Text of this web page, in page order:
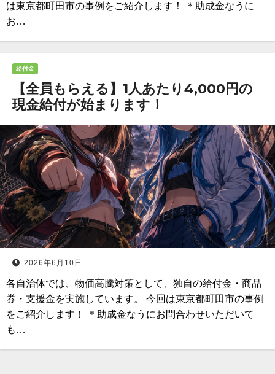
は東京都町田市の事例をご紹介します！ ＊助成金なうに
お…
給付金
【全員もらえる】1人あたり4,000円の
現金給付が始まります！
2026年6月10日
各自治体では、物価高騰対策として、独自の給付金・商品
券・支援金を実施しています。 今回は東京都町田市の事例
をご紹介します！ ＊助成金なうにお問合わせいただいて
も…